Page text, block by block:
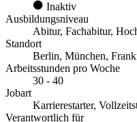
Inaktiv
Ausbildungsniveau
Abitur, Fachabitur,
Standort
Berlin, München,
Arbeitsstunden pro Woche
30 - 40
Jobart
Karrierestarter,
Verantwortlich für